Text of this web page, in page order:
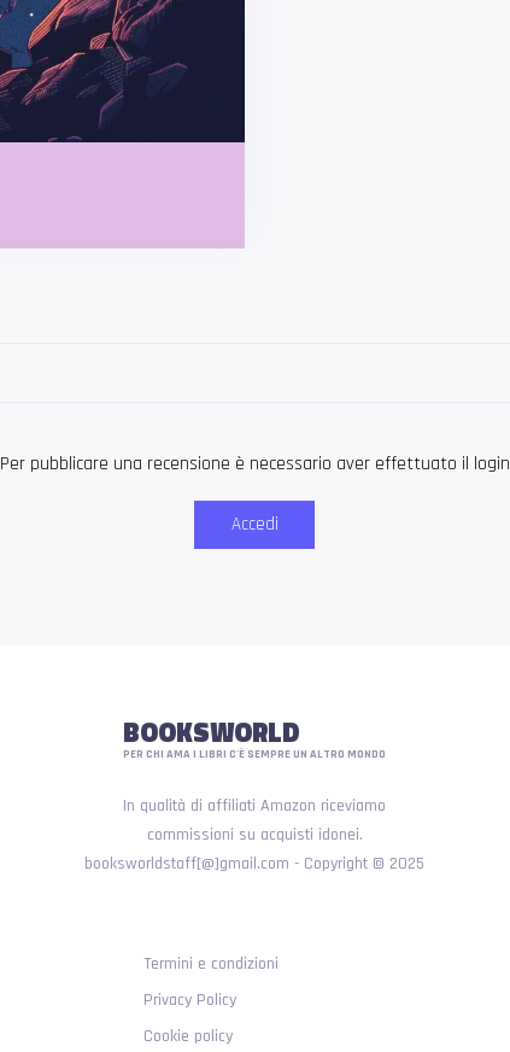
Per pubblicare una recensione è necessario aver effettuato il login
Accedi
BOOKSWORLD
PER CHI AMA I LIBRI C'È SEMPRE UN ALTRO MONDO
In qualità di affiliati Amazon riceviamo
commissioni su acquisti idonei.
booksworldstaff[@]gmail.com - Copyright © 2025
Termini e condizioni
Privacy Policy
Cookie policy